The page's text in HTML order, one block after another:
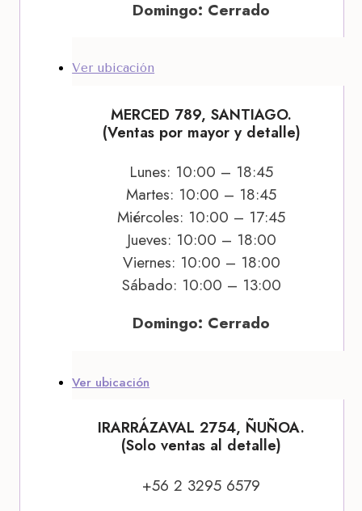
Domingo: Cerrado
Ver ubicación
MERCED 789, SANTIAGO.
(Ventas por mayor y detalle)
Lunes: 10:00 – 18:45
Martes: 10:00 – 18:45
Miércoles: 10:00 – 17:45
Jueves: 10:00 – 18:00
Viernes: 10:00 – 18:00
Sábado: 10:00 – 13:00
Domingo: Cerrado
Ver ubicación
IRARRÁZAVAL 2754, ÑUÑOA.
(Solo ventas al detalle)
+56 2 3295 6579